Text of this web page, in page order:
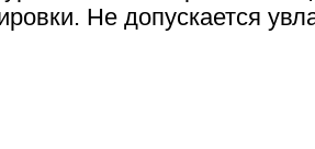
Не допускается